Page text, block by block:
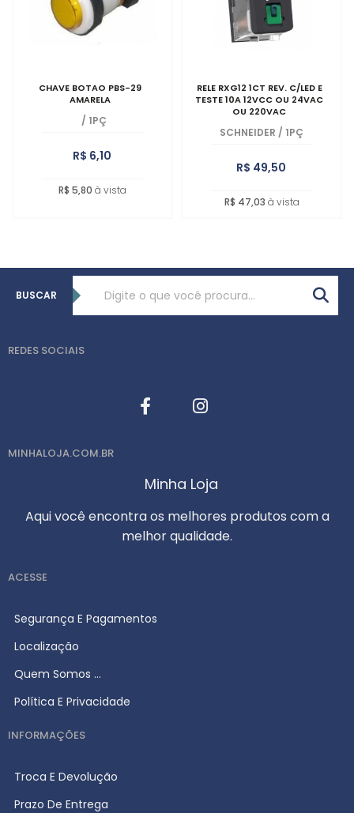
CHAVE BOTAO PBS-29
AMARELA
/ 1PÇ
R$ 6,10
R$ 5,80 à vista
RELE RXG12 1CT REV. C/LED E
TESTE 10A 12VCC OU 24VAC
OU 220VAC
SCHNEIDER / 1PÇ
R$ 49,50
R$ 47,03 à vista
BUSCAR
REDES SOCIAIS
MINHALOJA.COM.BR
Minha Loja
Aqui você encontra os melhores produtos com a
melhor qualidade.
ACESSE
Segurança E Pagamentos
Localização
Quem Somos ...
Política E Privacidade
INFORMAÇÕES
Troca E Devolução
Prazo De Entrega